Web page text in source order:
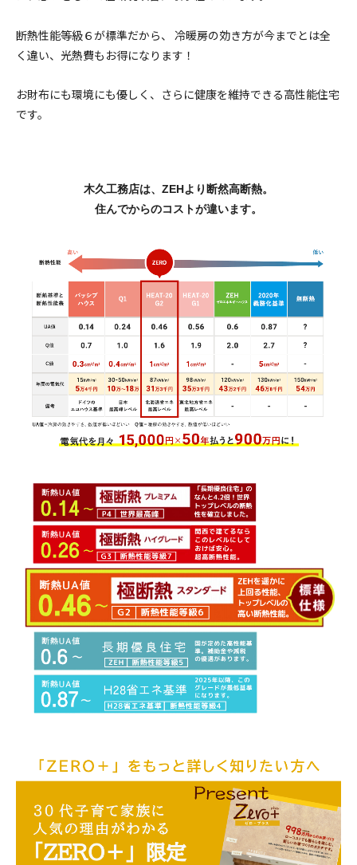
断熱性能等級６が標準だから、 冷暖房の効き方が今までとは全
く違い、光熱費もお得になります！
お財布にも環境にも優しく、さらに健康を維持できる高性能住宅
です。
木久工務店は、 ZEHより断然高断熱。
住んでからのコストが違います。